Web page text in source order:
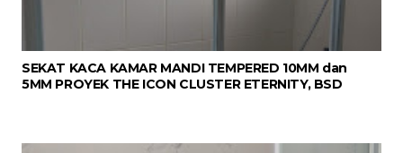
SEKAT KACA KAMAR MANDI TEMPERED 10MM dan
5MM PROYEK THE ICON CLUSTER ETERNITY, BSD